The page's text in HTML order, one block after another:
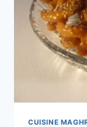
CUISINE